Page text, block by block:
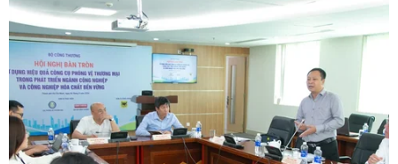
Cần Thơ - "Thủ phủ" miền Tây với gạo
trắng nước trong
07/12/2016 02:39
“Cần Thơ gạo trắng, nước trong,” câu ca ấy phần nào
đã nói lên sự trù phú mà tạo hóa đã ban cho vùng đất
được mệnh danh là “Tây Đô,” tức “thủ đô” của vùng